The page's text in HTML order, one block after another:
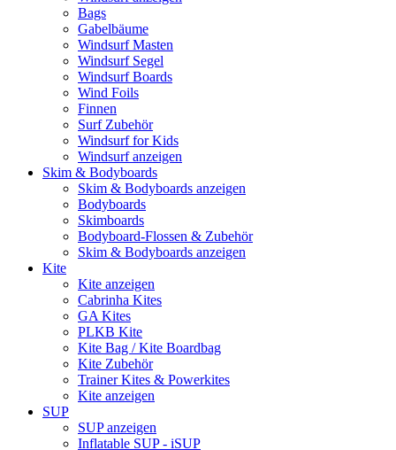
Bags
Gabelbäume
Windsurf Masten
Windsurf Segel
Windsurf Boards
Wind Foils
Finnen
Surf Zubehör
Windsurf for Kids
Windsurf anzeigen
Skim & Bodyboards
Skim & Bodyboards anzeigen
Bodyboards
Skimboards
Bodyboard-Flossen & Zubehör
Skim & Bodyboards anzeigen
Kite
Kite anzeigen
Cabrinha Kites
GA Kites
PLKB Kite
Kite Bag / Kite Boardbag
Kite Zubehör
Trainer Kites & Powerkites
Kite anzeigen
SUP
SUP anzeigen
Inflatable SUP - iSUP